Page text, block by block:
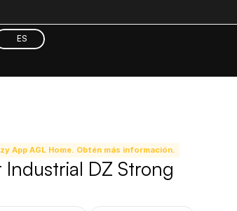
ES
App AGL Home. Obtén más información.
DZ Strong